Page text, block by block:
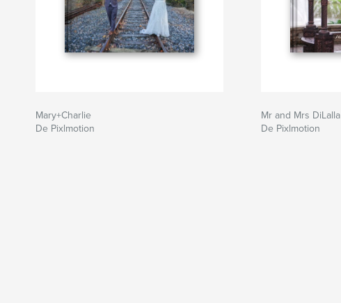
Mary+Charlie
De Pixlmotion
Mr and Mrs DiLalla
De Pixlmotion